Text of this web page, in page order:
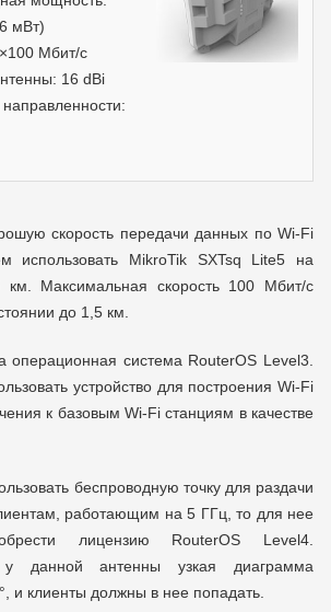
мВт)
Мбит/с
16 dBi
скорость передачи данных по Wi-Fi
использовать MikroTik SXTsq Lite5 на
км. Максимальная скорость 100 Мбит/с
до 1,5 км.
операционная система RouterOS Level3.
устройство для построения Wi-Fi
к базовым Wi-Fi станциям в качестве
беспроводную точку для раздачи
работающим на 5 ГГц, то для нее
лицензию RouterOS Level4.
у данной антенны узкая диаграмма
и клиенты должны в нее попадать.